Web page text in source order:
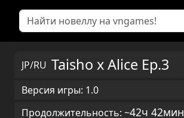
JP/RU Taisho x Alice Ep.3
Версия игры: 1.0
Продолжительность: ~42ч 42мин